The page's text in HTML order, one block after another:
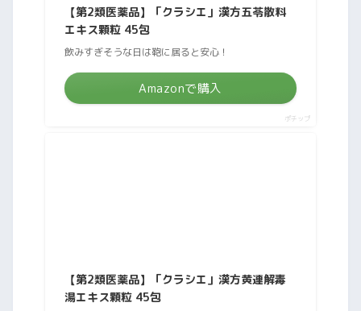
【第2類医薬品】「クラシエ」漢方五苓散料
エキス顆粒 45包
飲みすぎそうな日は鞄に居ると安心！
Amazonで購入
ポチップ
【第2類医薬品】「クラシエ」漢方黄連解毒
湯エキス顆粒 45包